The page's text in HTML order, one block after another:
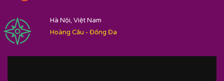
Hà Nội, Việt Nam
Hoàng Cầu - Đống Đa